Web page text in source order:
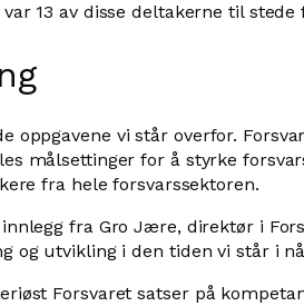
13 av disse deltakerne til
vi står overfor.
målsettinger for å styrke
fra hele forsvarssektoren.
fra Gro Jære, direktør i
og utvikling i den tiden vi står i
Forsvaret satser på